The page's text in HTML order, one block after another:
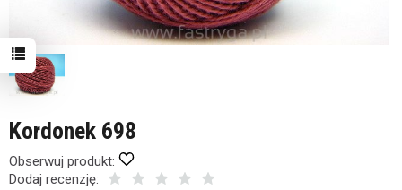
Kordonek 698
Obserwuj produkt:
Dodaj recenzję: